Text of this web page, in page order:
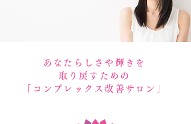
あなたらしさや輝きを
取り戻すための
「コンプレックス改善サロン」